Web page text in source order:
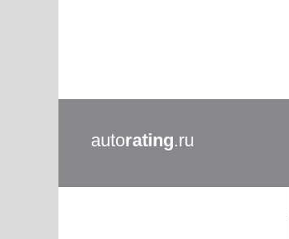
autorating.ru